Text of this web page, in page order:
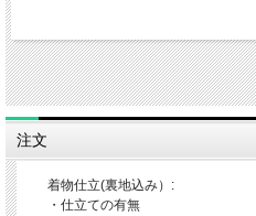
注文
着物仕立(裏地込み）:
・仕立ての有無